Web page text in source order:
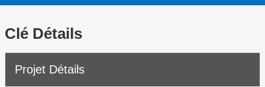
Clé Détails
Projet Détails